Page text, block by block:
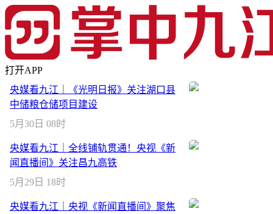
打开APP
央媒看九江｜《光明日报》关注湖口县
中储粮仓储项目建设
5月30日 08时
央媒看九江｜全线铺轨贯通！央视《新
闻直播间》关注昌九高铁
5月29日 18时
央媒看九江｜央视《新闻直播间》聚焦